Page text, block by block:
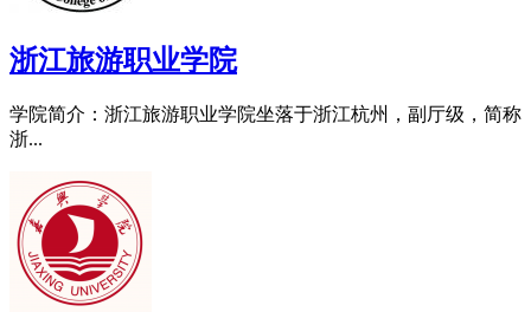
浙江旅游职业学院
学院简介：浙江旅游职业学院坐落于浙江杭州，副厅级，简称
浙...